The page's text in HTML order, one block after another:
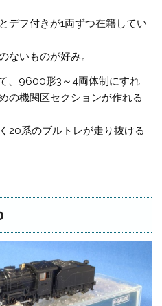
デフ付きが1両ずつ在籍してい
ないものが好み。
、9600形3～4両体制にすれ
の機関区セクションが作れる
20系のブルトレが走り抜ける